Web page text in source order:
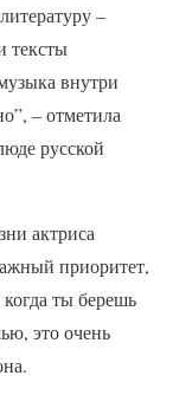
–
тексты
внутри
– отметила
русской
актриса
приоритет,
ты берешь
это очень